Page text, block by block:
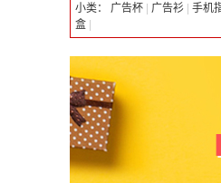
小类： 广告杯 广告衫 手机
盒